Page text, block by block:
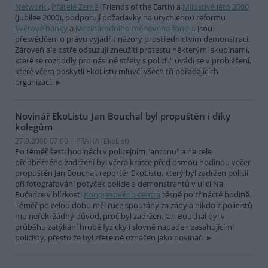
Network , Přátelé Země(Friends of the Earth) a Milostivé léto 2000
(Jubilee 2000), podporují požadavky na urychlenou reformu
Světové banky a Mezinárodního měnového fondu. Jsou
přesvědčeni o právu vyjádřit názory prostřednictvím demonstrací.
Zároveň ale ostře odsuzují zneužití protestu některými skupinami,
které se rozhodly pro násilné střety s policii," uvádí se v prohlášení,
které včera poskytli EkoListu mluvčí všech tří pořádajících
organizací.
Novinář EkoListu Jan Bouchal byl propuštěn i díky
kolegům
27.9.2000 07:00 | PRAHA (EkoList)
Po téměř šesti hodinách v policejním "antonu" a na cele
předběžného zadržení byl včera krátce před osmou hodinou večer
propuštěn Jan Bouchal, reportér EkoListu, který byl zadržen policií
při fotografování potyček policie a demonstrantů v ulici Na
Bučance v blízkosti Kongresového centra těsně po třinácté hodině.
Téměř po celou dobu měl ruce spoutány za zády a nikdo z policistů
mu neřekl žádný důvod, proč byl zadržen. Jan Bouchal byl v
průběhu zatýkání hrubě fyzicky i slovně napaden zasahujícími
policisty, přesto že byl zřetelně označen jako novinář.